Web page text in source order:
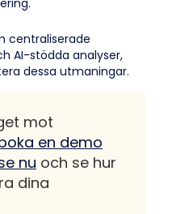
centraliserade
AI-stödda analyser,
dessa utmaningar.
mot
en demo
nu och se hur
dina